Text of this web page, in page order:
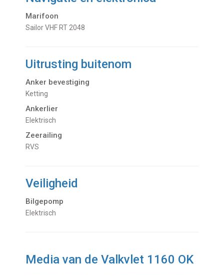
Marifoon
Sailor VHF RT 2048
Uitrusting buitenom
Anker bevestiging
Ketting
Ankerlier
Elektrisch
Zeerailing
RVS
Veiligheid
Bilgepomp
Elektrisch
Media van de Valkvlet 1160 OK